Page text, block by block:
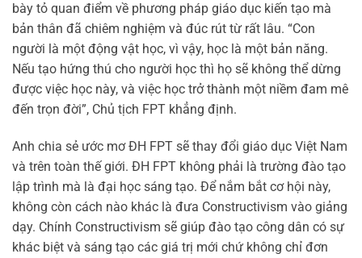
bày tỏ quan điểm về phương pháp giáo dục kiến tạo mà
bản thân đã chiêm nghiệm và đúc rút từ rất lâu. “Con
người là một động vật học, vì vậy, học là một bản năng.
Nếu tạo hứng thú cho người học thì họ sẽ không thể dừng
được việc học này, và việc học trở thành một niềm đam mê
đến trọn đời”, Chủ tịch FPT khẳng định.
Anh chia sẻ ước mơ ĐH FPT sẽ thay đổi giáo dục Việt Nam
và trên toàn thế giới. ĐH FPT không phải là trường đào tạo
lập trình mà là đại học sáng tạo. Để nắm bắt cơ hội này,
không còn cách nào khác là đưa Constructivism vào giảng
dạy. Chính Constructivism sẽ giúp đào tạo công dân có sự
khác biệt và sáng tạo các giá trị mới chứ không chỉ đơn